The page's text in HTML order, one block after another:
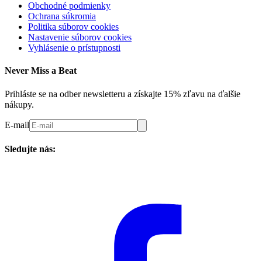
Obchodné podmienky
Ochrana súkromia
Politika súborov cookies
Nastavenie súborov cookies
Vyhlásenie o prístupnosti
Never Miss a Beat
Prihláste se na odber newsletteru a získajte 15% zľavu na ďalšie
nákupy.
E-mail
Sledujte nás: